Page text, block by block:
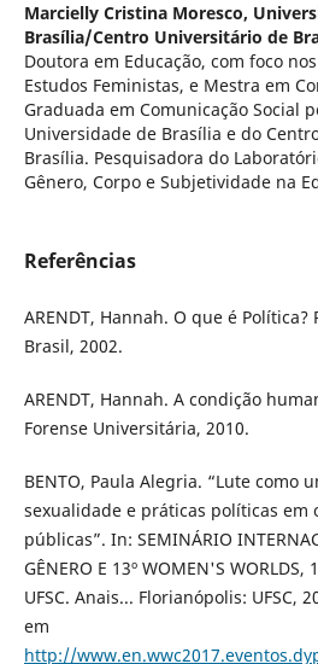
Marcielly Cristina Moresco,
Brasília/Centro Universitário de
Doutora em Educação, com foco
Estudos Feministas, e Mestra em
Graduada em Comunicação Social
Universidade de Brasília e do
Brasília. Pesquisadora do
Gênero, Corpo e Subjetividade na
Referências
ARENDT, Hannah. O que é
Brasil, 2002.
ARENDT, Hannah. A condição
Forense Universitária, 2010.
BENTO, Paula Alegria. “Lute como
sexualidade e práticas políticas em
públicas”. In: SEMINÁRIO
GÊNERO E 13º WOMEN'S
UFSC. Anais... Florianópolis: UFSC,
em
http://